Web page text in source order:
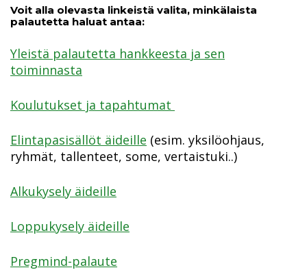
Voit alla olevasta linkeistä valita, minkälaista
palautetta haluat antaa:
Yleistä palautetta hankkeesta ja sen
toiminnasta
Koulutukset ja tapahtumat
Elintapasisällöt äideille (esim. yksilöohjaus,
ryhmät, tallenteet, some, vertaistuki..)
Alkukysely äideille
Loppukysely äideille
Pregmind-palaute